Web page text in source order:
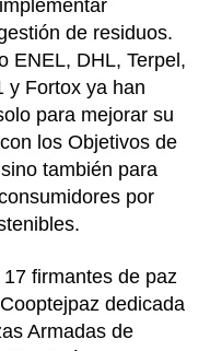
de residuos.
ENEL, DHL, Terpel,
y Fortox ya han
para mejorar su
los Objetivos de
también para
por
firmantes de paz
dedicada
Armadas de